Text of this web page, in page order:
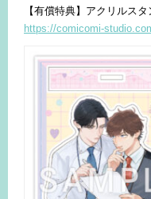
【有償特典】アクリルスタ
https://comicomi-